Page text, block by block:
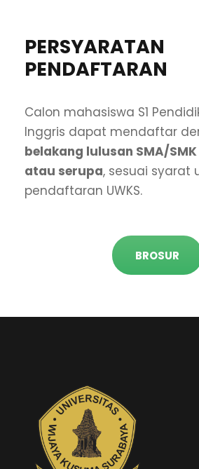
PERSYARATAN
PENDAFTARAN
Calon mahasiswa S1
Inggris dapat mendaftar
belakang lulusan SMA/
atau serupa, sesuai syarat
pendaftaran UWKS.
BROSUR